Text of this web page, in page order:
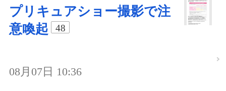
プリキュアショー撮影で注
意喚起
48
08月07日 10:36